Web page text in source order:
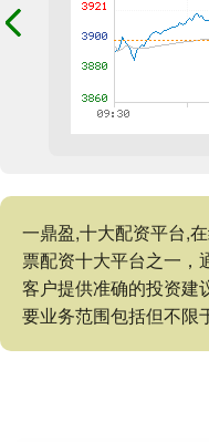
一鼎盈,十大配资平台,
票配资十大平台之一，
客户提供准确的投资建
要业务范围包括但不限